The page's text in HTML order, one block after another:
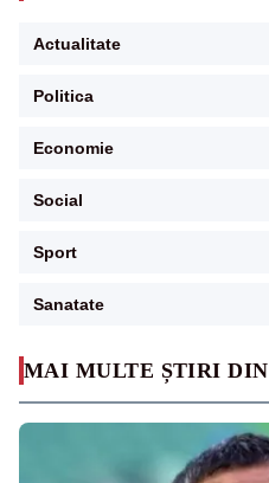
MAI MULTE ȘTIRI DIN
Actualitate
Politica
Economie
Social
Sport
Sanatate